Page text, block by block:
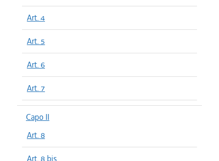
Art. 4
Art. 5
Art. 6
Art. 7
Capo II
Art. 8
Art. 8 bis